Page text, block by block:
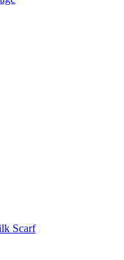
Scarf